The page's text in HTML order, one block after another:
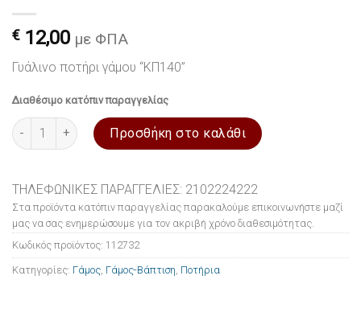
€ 12,00 με ΦΠΑ
Γυάλινο ποτήρι γάμου “ΚΠ140”
Διαθέσιμο κατόπιν παραγγελίας
Ποτήρι γάμου ΚΠ140 από γυαλί ποσότητα
Προσθήκη στο καλάθι
ΤΗΛΕΦΩΝΙΚΕΣ ΠΑΡΑΓΓΕΛΙΕΣ: 2102224222
Στα προϊόντα κατόπιν παραγγελίας παρακαλούμε επικοινωνήστε μαζί
μας να σας ενημερώσουμε για τον ακριβή χρόνο διαθεσιμότητας.
Κωδικός προϊόντος: 112732
Κατηγορίες: Γάμος Γάμος-Βάπτιση Ποτήρια